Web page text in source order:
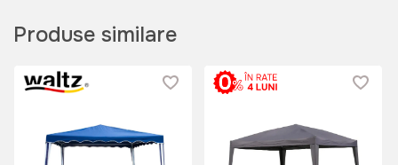
Produse similare